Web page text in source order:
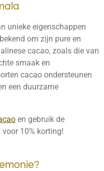
unieke eigenschappen
om zijn pure en
cacao, zoals die van
smaak en
cacao ondersteunen
een duurzame
en gebruik de
voor 10% korting!